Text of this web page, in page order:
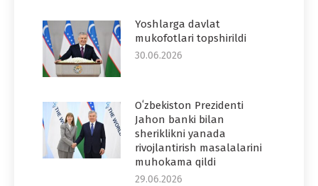
Yoshlarga davlat
mukofotlari topshirildi
30.06.2026
Oʻzbekiston Prezidenti
Jahon banki bilan
sheriklikni yanada
rivojlantirish masalalarini
muhokama qildi
29.06.2026